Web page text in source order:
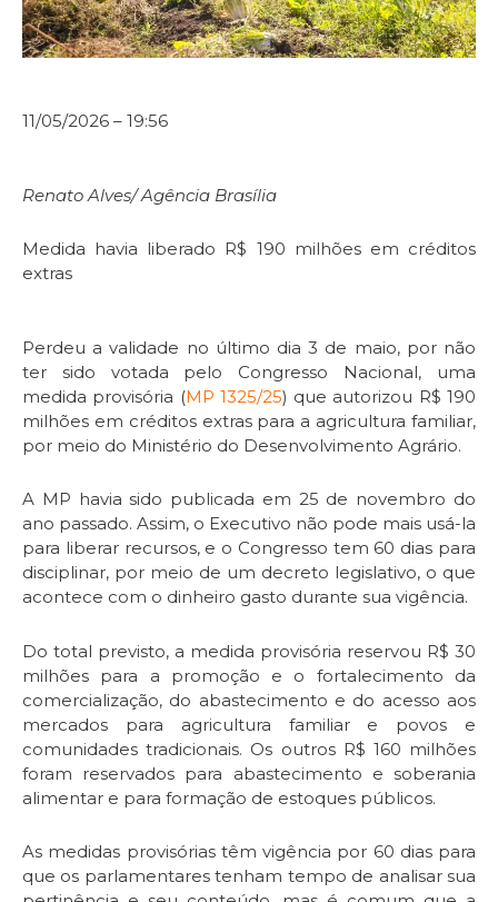
11/05/2026 – 19:56
Renato Alves/ Agência Brasília
Medida havia liberado R$ 190 milhões em créditos
extras
Perdeu a validade no último dia 3 de maio, por não
ter sido votada pelo Congresso Nacional, uma
medida provisória (MP 1325/25) que autorizou R$ 190
milhões em créditos extras para a agricultura familiar,
por meio do Ministério do Desenvolvimento Agrário.
A MP havia sido publicada em 25 de novembro do
ano passado. Assim, o Executivo não pode mais usá-la
para liberar recursos, e o Congresso tem 60 dias para
disciplinar, por meio de um decreto legislativo, o que
acontece com o dinheiro gasto durante sua vigência.
Do total previsto, a medida provisória reservou R$ 30
milhões para a promoção e o fortalecimento da
comercialização, do abastecimento e do acesso aos
mercados para agricultura familiar e povos e
comunidades tradicionais. Os outros R$ 160 milhões
foram reservados para abastecimento e soberania
alimentar e para formação de estoques públicos.
As medidas provisórias têm vigência por 60 dias para
que os parlamentares tenham tempo de analisar sua